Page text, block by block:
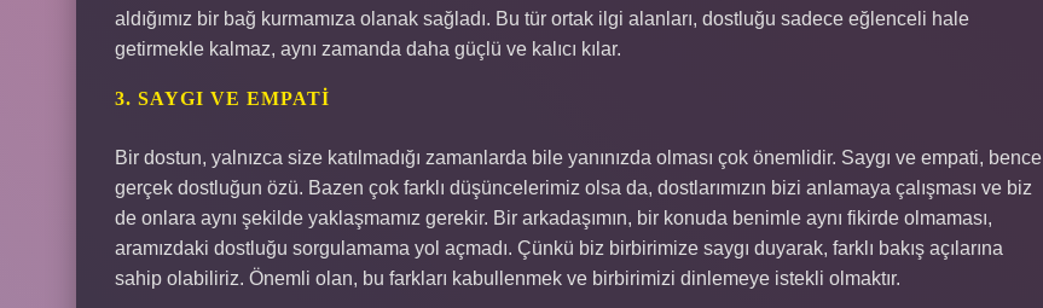
aldığımız bir bağ kurmamıza olanak sağladı. Bu tür ortak ilgi alanları, dostluğu sadece eğlenceli hale
getirmekle kalmaz, aynı zamanda daha güçlü ve kalıcı kılar.
3. SAYGI VE EMPATI
Bir dostun, yalnızca size katılmadığı zamanlarda bile yanınızda olması çok önemlidir. Saygı ve empati, bence
gerçek dostluğun özü. Bazen çok farklı düşüncelerimiz olsa da, dostlarımızın bizi anlamaya çalışması ve biz
de onlara aynı şekilde yaklaşmamız gerekir. Bir arkadaşımın, bir konuda benimle aynı fikirde olmaması,
aramızdaki dostluğu sorgulamama yol açmadı. Çünkü biz birbirimize saygı duyarak, farklı bakış açılarına
sahip olabiliriz. Önemli olan, bu farkları kabullenmek ve birbirimizi dinlemeye istekli olmaktır.